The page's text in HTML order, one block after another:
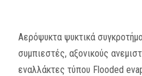
Αερόψυκτα ψυκτικά
συμπιεστές, αξονικούς
εναλλάκτες τύπου Flooded